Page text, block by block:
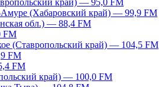
край) — 95,0 FM
(Хабаровский край) — 99,9 FM
обл.) — 88,4 FM
FM
(Ставропольский край) — 104,5 FM
FM
FM
край) — 100,0 FM